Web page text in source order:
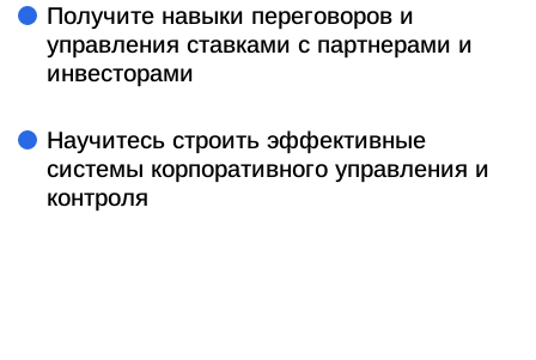
Получите навыки переговоров и
управления ставками с партнерами и
инвесторами
Научитесь строить эффективные
системы корпоративного управления и
контроля